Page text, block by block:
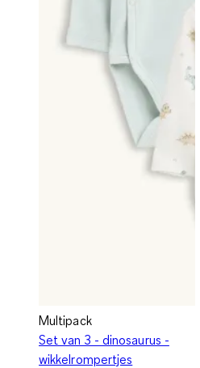
Multipack
Set van 3 - dinosaurus -
wikkelrompertjes